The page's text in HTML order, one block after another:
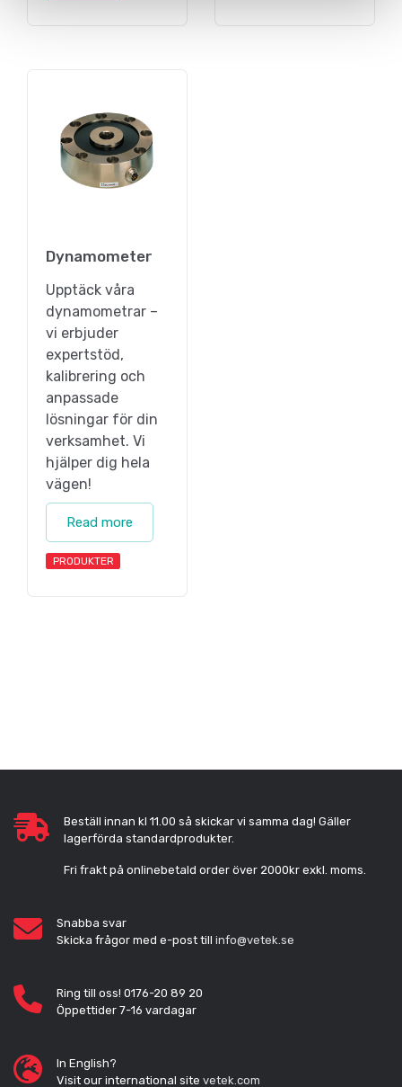
Dynamometer
Upptäck våra
dynamometrar –
vi erbjuder
expertstöd,
kalibrering och
anpassade
lösningar för din
verksamhet. Vi
hjälper dig hela
vägen!
Read more
PRODUKTER
Beställ innan kl 11.00 så skickar vi samma dag! Gäller
lagerförda standardprodukter.
Fri frakt på onlinebetald order över 2000kr exkl. moms.
Snabba svar
Skicka frågor med e-post till info@vetek.se
Ring till oss! 0176-20 89 20
Öppettider 7-16 vardagar
In English?
Visit our international site vetek.com